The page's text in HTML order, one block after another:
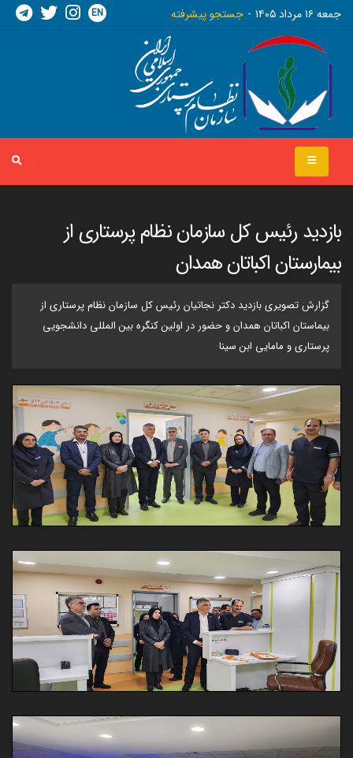
جمعه ١٦ مرداد ١٤٠٥ جستجو پیشرفته EN
بازدید رئیس کل سازمان نظام پرستاری از
بیمارستان اکباتان همدان
گزارش تصویری بازدید دکتر نجاتیان رئیس کل سازمان نظام پرستاری از
بیماستان اکباتان همدان و حضور در اولین کنگره بین المللی دانشجویی
پرستاری و مامایی ابن سینا